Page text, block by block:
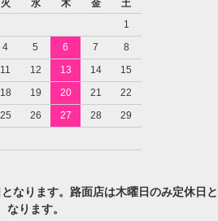
火 水 木 金
土
1
4 5 6 7
8
11 12 13 14
15
18 19 20 21
22
25 26 27 28
29
なります。路面店は木曜日のみ定休日と
なります。